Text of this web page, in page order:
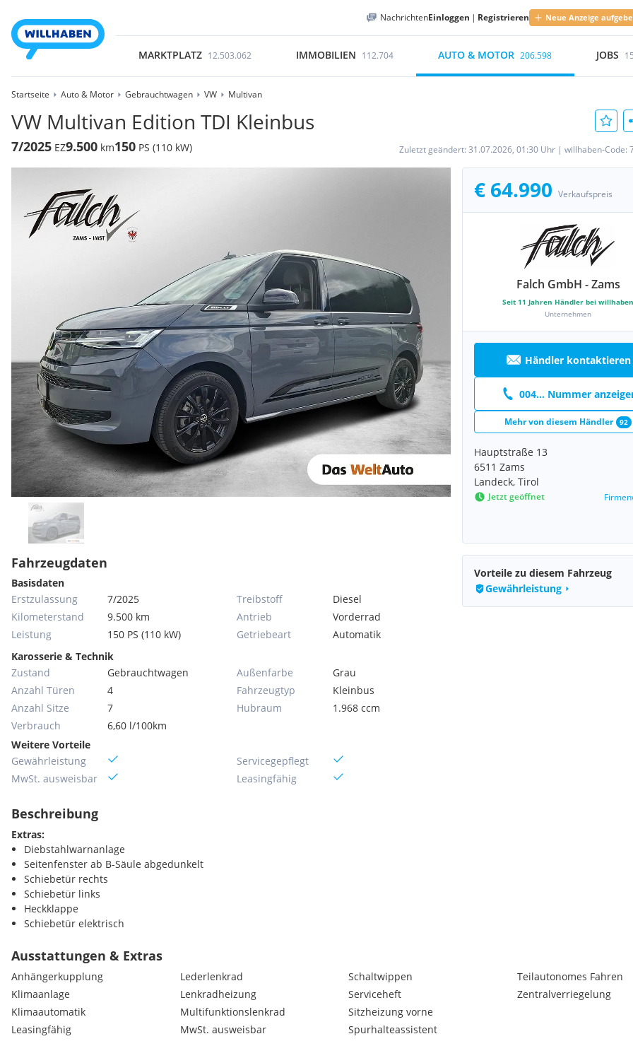
NachrichtenEinloggen | Registrieren Neue Anzeige
MARKTPLATZ 12.503.062 IMMOBILIEN 112.704 AUTO & MOTOR 206.598 JOBS
Startseite Auto & Motor Gebrauchtwagen VW Multivan
VW Multivan Edition TDI Kleinbus
7/2025 EZ9.500 km150 PS (110 kW) Zuletzt geändert: 31.07.2026, 01:30 Uhr | willhaben-Code:
€ 64.990 Verkaufspreis
Falch GmbH - Zams
Seit 11 Jahren Händler bei willhaben
Unternehmen
Händler kontaktieren
004... Nummer
Mehr von diesem Händler 92
Hauptstraße 13
6511 Zams
Landeck, Tirol
Jetzt geöffnet
Fahrzeugdaten
Basisdaten
Erstzulassung
7/2025
Kilometerstand
9.500 km
Leistung
150 PS (110 kW)
Treibstoff
Diesel
Antrieb
Vorderrad
Getriebeart
Automatik
Karosserie & Technik
Zustand
Gebrauchtwagen
Anzahl Türen
4
Anzahl Sitze
7
Verbrauch
6,60 l/100km
Außenfarbe
Grau
Fahrzeugtyp
Kleinbus
Hubraum
1.968 ccm
Weitere Vorteile
Gewährleistung
MwSt. ausweisbar
Servicegepflegt
Leasingfähig
Beschreibung
Extras:
Diebstahlwarnanlage
Seitenfenster ab B-Säule abgedunkelt
Schiebetür rechts
Schiebetür links
Heckklappe
Schiebetür elektrisch
Vorteile zu diesem Fahrzeug
Gewährleistung
Ausstattungen & Extras
Anhängerkupplung
Klimaanlage
Klimaautomatik
Leasingfähig
Lederlenkrad
Lenkradheizung
Multifunktionslenkrad
MwSt. ausweisbar
Schaltwippen
Serviceheft
Sitzheizung vorne
Spurhalteassistent
Teilautonomes Fahren
Zentralverriegelung